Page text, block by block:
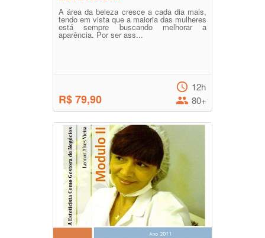
A área da beleza cresce a cada dia mais,
tendo em vista que a maioria das mulheres
está sempre buscando melhorar a
aparência. Por ser ass...
R$ 79,90
12h
80+